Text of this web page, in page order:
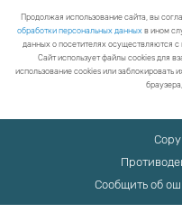
Продолжая использование сайта, вы
обработки персональных данныхв ином
данных о посетителях осуществляются
Сайт использует файлы cookies для
использование cookies или заблокировать
Сообщить об